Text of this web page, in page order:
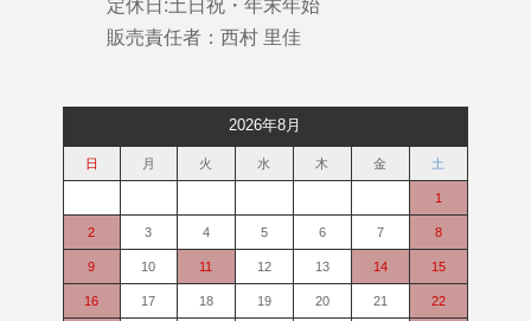
定休日:土日祝・年末年始
販売責任者：西村 里佳
2026年8月
日 月 火 水 木 金 土
1
2 3 4 5 6 7 8
9 10 11 12 13 14 15
16 17 18 19 20 21 22